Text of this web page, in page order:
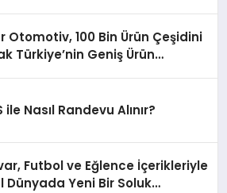
Otomotiv, 100 Bin Ürün Çeşidini
Türkiye’nin Geniş Ürün
ile Nasıl Randevu Alınır?
Futbol ve Eğlence İçerikleriyle
Dünyada Yeni Bir Soluk